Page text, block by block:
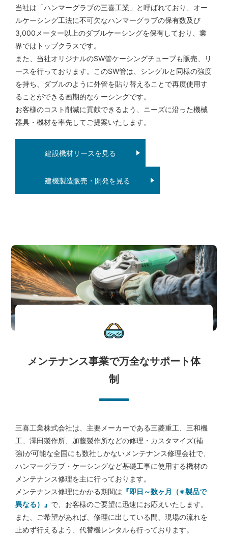
当社は「ハンマーグラブの三喜工業」と呼ばれており、オー
ルケーシング工法に不可欠なハンマーグラブの保有数及び
3,000メーター以上のダブルケーシングを保有しており、業
界ではトップクラスです。
また、当社オリジナルのSW管ケーシングチューブも販売、リ
ースを行っております。このSW管は、シングルと同様の強度
を持ち、ダブルのように外管を貼り替えることで再度使用す
ることができる画期的なケーシングです。
お客様のコスト削減に貢献できるよう、ニーズに沿った機械
器具・機材を率先してご提案いたします。
建設機材リースを見る
建機製造販売・開発を見る
メンテナンス事業で万全なサポート体
制
三喜工業株式会社は、主要メーカーである三菱重工、三和機
工、澤田製作所、加藤製作所などの修理・カスタマイズ(補
強)が可能な全国にも数社しかないメンテナンス修理会社で、
ハンマーグラブ・ケーシングなど基礎工事に使用する機材の
メンテナンス修理を主に行っております。
メンテナンス修理にかかる期間は 『即日～数ヶ月（※製品で
異なる）』 で、お客様のご要望に迅速にお応えいたします。
また、ご希望があれば、修理に出している間、現場の流れを
止めず行えるよう、代替機レンタルも行っております。